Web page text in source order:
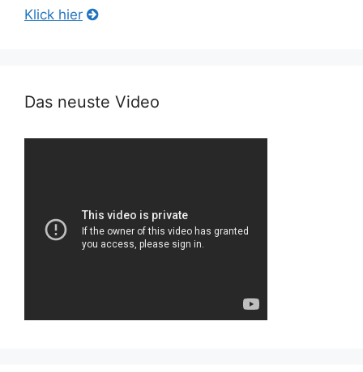
Klick hier
Das neuste Video